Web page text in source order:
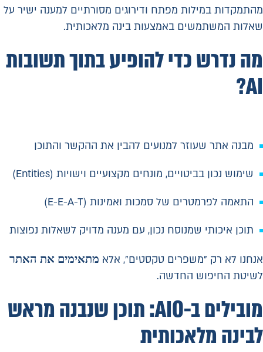
מהתמקדות במילות מפתח ודירוגים מסורתיים למענה ישיר על
שאלות המשתמשים באמצעות בינה מלאכותית.
מה נדרש כדי להופיע בתוך תשובות
AI?
מבנה אתר שעוזר למנועים להבין את ההקשר והתוכן
שימוש נכון בביטויים, מונחים מקצועיים וישויות (Entities)
התאמה לפרמטרים של סמכות ואמינות (E-E-A-T)
תוכן איכותי שמנוסח נכון, עם מענה מדויק לשאלות נפוצות
אנחנו לא רק "משפרים טקסטים", אלא מתאימים את האתר
לשיטת החיפוש החדשה.
מובילים ב-AIO: תוכן שנבנה מראש
לבינה מלאכותית